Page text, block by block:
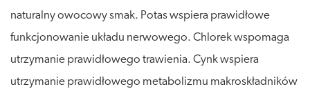
naturalny owocowy smak. Potas wspiera prawidłowe
funkcjonowanie układu nerwowego. Chlorek wspomaga
utrzymanie prawidłowego trawienia. Cynk wspiera
utrzymanie prawidłowego metabolizmu makroskładników